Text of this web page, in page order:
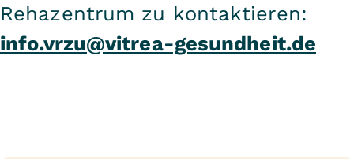
Rehazentrum zu kontaktieren:
info.vrzu@vitrea-gesundheit.de